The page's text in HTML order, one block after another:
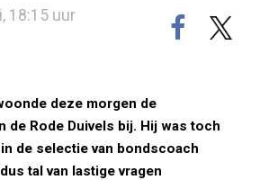
18:15 uur
deze morgen de
de Rode Duivels bij. Hij was toch
de selectie van bondscoach
tal van lastige vragen